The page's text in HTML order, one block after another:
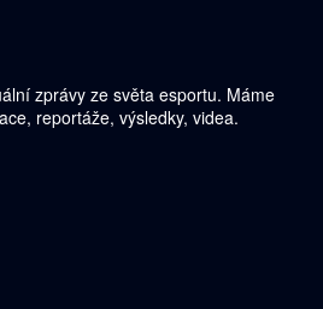
zprávy ze světa esportu. Máme
reportáže, výsledky, videa.